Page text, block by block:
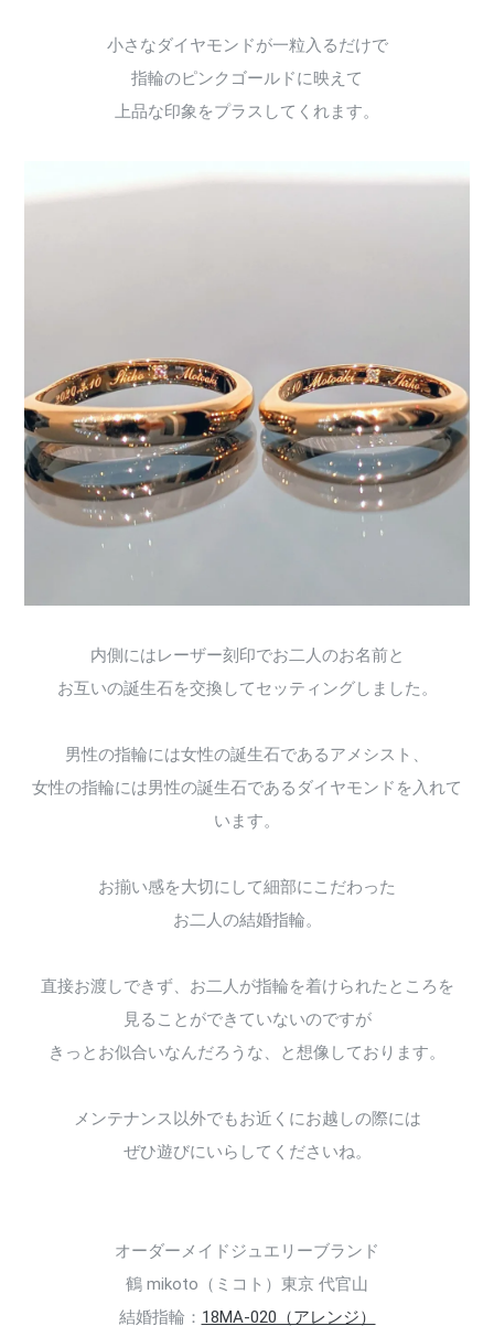
小さなダイヤモンドが一粒入るだけで
指輪のピンクゴールドに映えて
上品な印象をプラスしてくれます。
内側にはレーザー刻印でお二人のお名前と
お互いの誕生石を交換してセッティングしました。
男性の指輪には女性の誕生石であるアメシスト、
女性の指輪には男性の誕生石であるダイヤモンドを入れて
います。
お揃い感を大切にして細部にこだわった
お二人の結婚指輪。
直接お渡しできず、お二人が指輪を着けられたところを
見ることができていないのですが
きっとお似合いなんだろうな、と想像しております。
メンテナンス以外でもお近くにお越しの際には
ぜひ遊びにいらしてくださいね。
オーダーメイドジュエリーブランド
鶴 mikoto（ミコト）東京 代官山
結婚指輪： 18MA-020（アレンジ）